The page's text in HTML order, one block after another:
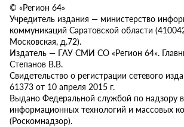
© «Регион 64»
Учредитель издания — министерство
коммуникаций Саратовской области
Московская, д.72).
Издатель — ГАУ СМИ СО «Регион 64».
Степанов В.В.
Свидетельство о регистрации сетевого
61373 от 10 апреля 2015 г.
Выдано Федеральной службой по надзору
информационных технологий и массовых
(Роскомнадзор).